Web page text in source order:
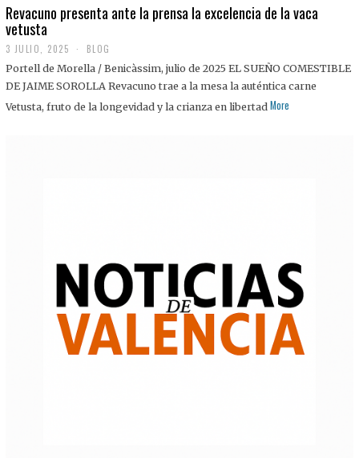
Revacuno presenta ante la prensa la excelencia de la vaca
vetusta
3 JULIO, 2025
J
U
I
BLOG
Portell de Morella / Benicàssim, julio de 2025 EL SUEÑO COMESTIBLE
DE JAIME SOROLLA Revacuno trae a la mesa la auténtica carne
Vetusta, fruto de la longevidad y la crianza en libertad More